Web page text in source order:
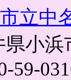
立中
県小
59-